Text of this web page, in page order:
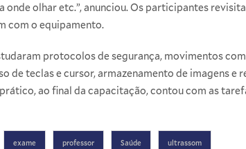
onde olhar etc.”, anunciou. Os participantes
com o equipamento.
protocolos de segurança, movimentos
de teclas e cursor, armazenamento de imagens
ao final da capacitação, contou com as
exame professor Saúde ultrassom